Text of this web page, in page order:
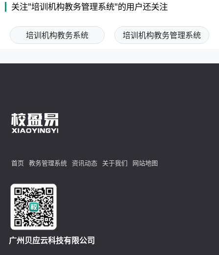
关注"培训机构教务管理系统"的用户还关注
培训机构教务系统 培训机构教务管理系统
首页 教务管理系统 资讯动态 关于我们 网站地图
广州贝应云科技有限公司